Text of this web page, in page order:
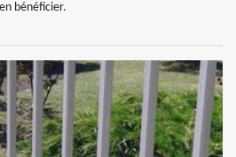
bénéficier.